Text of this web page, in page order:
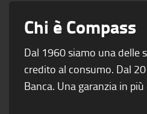
Chi è Compass
Dal 1960 siamo una delle
credito al consumo. Dal
Banca. Una garanzia in